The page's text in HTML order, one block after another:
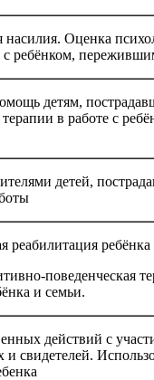
насилия. Оценка
с ребёнком,
детям,
в работе с
детей,
реабилитация
поведенческая
и семьи.
действий с
свидетелей.